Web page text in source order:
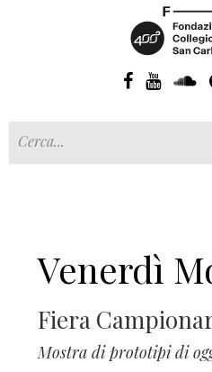
Venerdì
Fiera
Mostra di prototipi di